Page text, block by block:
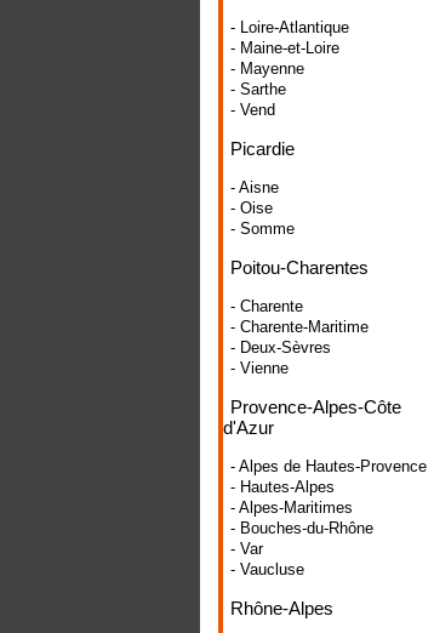
- Loire-Atlantique
- Maine-et-Loire
- Mayenne
- Sarthe
- Vend
Picardie
- Aisne
- Oise
- Somme
Poitou-Charentes
- Charente
- Charente-Maritime
- Deux-Sèvres
- Vienne
Provence-Alpes-Côte
d'Azur
- Alpes de Hautes-Provence
- Hautes-Alpes
- Alpes-Maritimes
- Bouches-du-Rhône
- Var
- Vaucluse
Rhône-Alpes